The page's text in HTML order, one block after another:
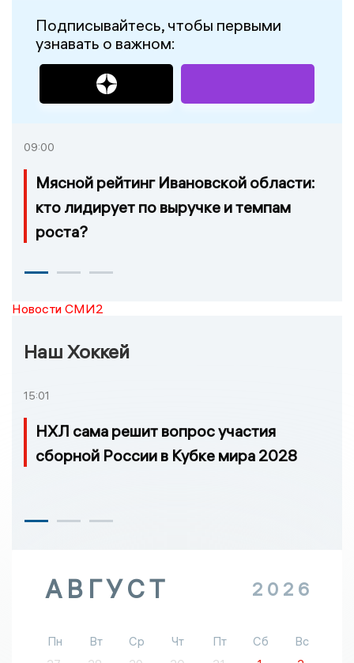
Подписывайтесь, чтобы первыми
узнавать о важном:
09:00
Мясной рейтинг Ивановской области:
кто лидирует по выручке и темпам
роста?
Новости СМИ2
Наш Хоккей
15:01
НХЛ сама решит вопрос участия
сборной России в Кубке мира 2028
АВГУСТ 2026
Пн Вт Ср Чт Пт Сб
Вс